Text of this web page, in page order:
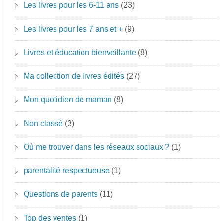
Les livres pour les 6-11 ans (23)
Les livres pour les 7 ans et + (9)
Livres et éducation bienveillante (8)
Ma collection de livres édités (27)
Mon quotidien de maman (8)
Non classé (3)
Où me trouver dans les réseaux sociaux ? (1)
parentalité respectueuse (1)
Questions de parents (11)
Top des ventes (1)